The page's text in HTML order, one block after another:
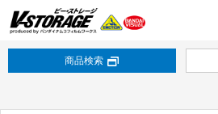
商品検索